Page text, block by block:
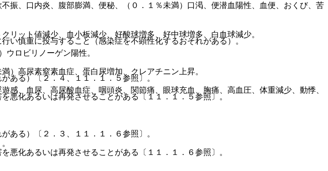
い慎重に投与すること（感染症を不顕性化するおそれがある）。
ある）〔２．４、１１．１．５参照〕。
化あるいは再発させることがある〔１１．１．５参照〕。
ある）〔２．３、１１．１．６参照〕。
化あるいは再発させることがある〔１１．１．６参照〕。
、口内炎、腹部膨満、便秘、（０．１％未満）口渇、便潜血陽性、血便、おくび、苦
ット値減少、血小板減少、好酸球増多、好中球増多、白血球減少。
ロビリノーゲン陽性。
高尿素窒素血症、蛋白尿増加、クレアチニン上昇。
、血尿、高尿酸血症、咽頭炎、関節痛、眼球充血、胸痛、高血圧、体重減少、動悸、